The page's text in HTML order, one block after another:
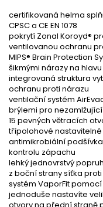
certifikovaná helma
CPSC a CE EN 1078
pokrytí Zonal Koroyd®
ventilovanou ochranu
MIPS® Brain Protection
šikmými nárazy na hlavu
integrovaná struktura
ochranu proti nárazu
ventilační systém
brýlemi pro
15 pevných větracích
třípolohové
antimikrobiální
kontrolu zápachu
lehký jednovrstvý
z boční strany síťka
systém VaporFit
jednoduše nastavíte